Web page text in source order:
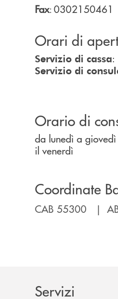
Fax: 0302150461
Orari di
Servizio di cassa
Servizio di
il
Orario di
da lunedì a
il venerdì ore
Coordinate
CAB 55300 |
Servizi